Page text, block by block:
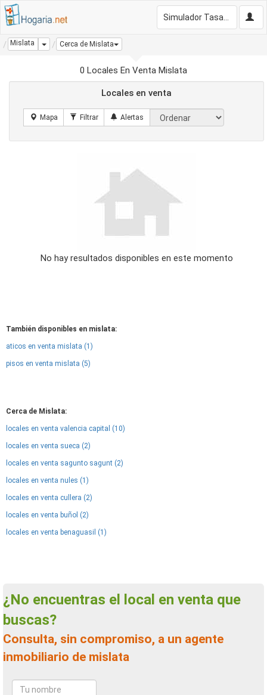
Mislata Dropdown
Cerca de Mislata
0 Locales En Venta Mislata
Locales en venta
No hay resultados disponibles en este momento
También disponibles en mislata:
aticos en venta mislata (1)
pisos en venta mislata (5)
Cerca de Mislata:
locales en venta valencia capital (10)
locales en venta sueca (2)
locales en venta sagunto sagunt (2)
locales en venta nules (1)
locales en venta cullera (2)
locales en venta buñol (2)
locales en venta benaguasil (1)
¿No encuentras el local en venta que
buscas?
Consulta, sin compromiso, a un agente
inmobiliario de mislata